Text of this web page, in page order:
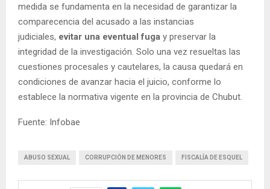
medida se fundamenta en la necesidad de garantizar la
comparecencia del acusado a las instancias
judiciales, evitar una eventual fuga y preservar la
integridad de la investigación. Solo una vez resueltas las
cuestiones procesales y cautelares, la causa quedará en
condiciones de avanzar hacia el juicio, conforme lo
establece la normativa vigente en la provincia de Chubut.
Fuente: Infobae
ABUSO SEXUAL CORRUPCIÓN DE MENORES FISCALÍA DE ESQUEL